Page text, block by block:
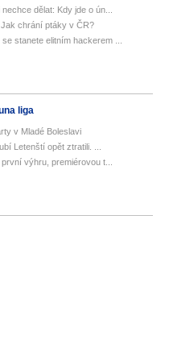
dělat: Kdy jde o ún...
chrání ptáky v ČR?
stanete elitním hackerem ...
liga
v Mladé Boleslavi
Letenští opět ztratili. ...
výhru, premiérovou t...